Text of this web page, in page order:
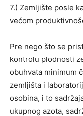
7.) Zemljište posle
većom
Pre nego što se
kontrolu plodnosti
obuhvata minimum
zemljišta i
osobina, i to
ukupnog azota,